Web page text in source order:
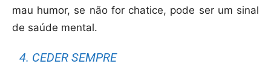
mau humor, se não for chatice, pode ser um sinal
de saúde mental.
4. CEDER SEMPRE